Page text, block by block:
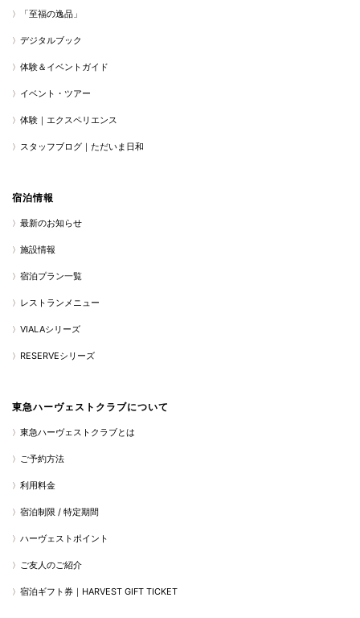
「至福の逸品」
デジタルブック
体験＆イベントガイド
イベント・ツアー
体験｜エクスペリエンス
スタッフブログ｜ただいま日和
宿泊情報
最新のお知らせ
施設情報
宿泊プラン一覧
レストランメニュー
VIALAシリーズ
RESERVEシリーズ
東急ハーヴェストクラブについて
東急ハーヴェストクラブとは
ご予約方法
利用料金
宿泊制限 / 特定期間
ハーヴェストポイント
ご友人のご紹介
宿泊ギフト券｜HARVEST GIFT TICKET